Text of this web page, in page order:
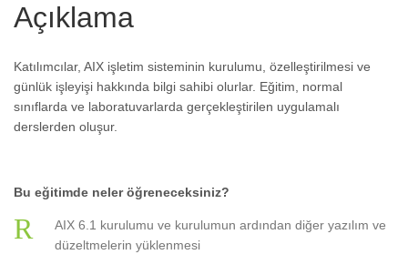
Açıklama
Katılımcılar, AIX işletim sisteminin kurulumu, özelleştirilmesi ve
günlük işleyişi hakkında bilgi sahibi olurlar. Eğitim, normal
sınıflarda ve laboratuvarlarda gerçekleştirilen uygulamalı
derslerden oluşur.
Bu eğitimde neler öğreneceksiniz?
AIX 6.1 kurulumu ve kurulumun ardından diğer yazılım ve
düzeltmelerin yüklenmesi